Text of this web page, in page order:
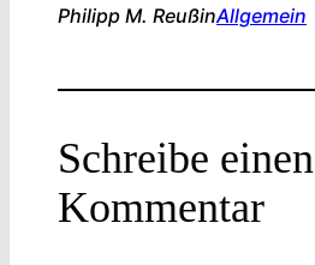
Philipp M. ReußinAllgemein
Schreibe einen
Kommentar